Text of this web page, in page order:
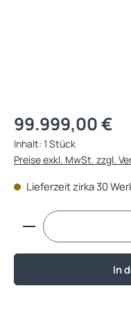
Regulärer Preis:
99.999,00 €
Inhalt: 1 Stück
Preise exkl. MwSt. zzgl.
Lieferzeit zirka 30
Produkt Anzahl:
In